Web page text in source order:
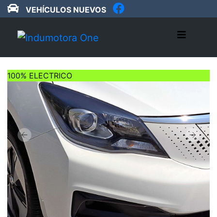
VEHÍCULOS NUEVOS
100% ELECTRICO